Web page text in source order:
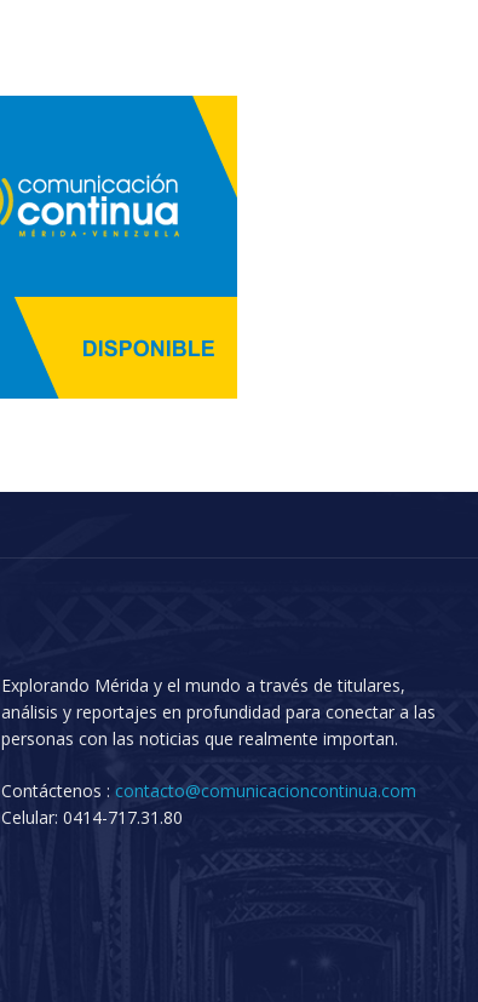
Explorando Mérida y el mundo a través de titulares,
análisis y reportajes en profundidad para conectar a las
personas con las noticias que realmente importan.
Contáctenos : contacto@comunicacioncontinua.com
Celular: 0414-717.31.80